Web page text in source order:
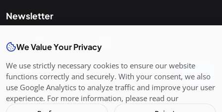
Newsletter
inbox. Sign up for our newsletter.
Join
We Value Your Privacy
We use strictly necessary cookies to ensure our website
functions correctly and securely. With your consent, we also
use Google Analytics to analyze traffic and improve your user
experience. For more information, please read our